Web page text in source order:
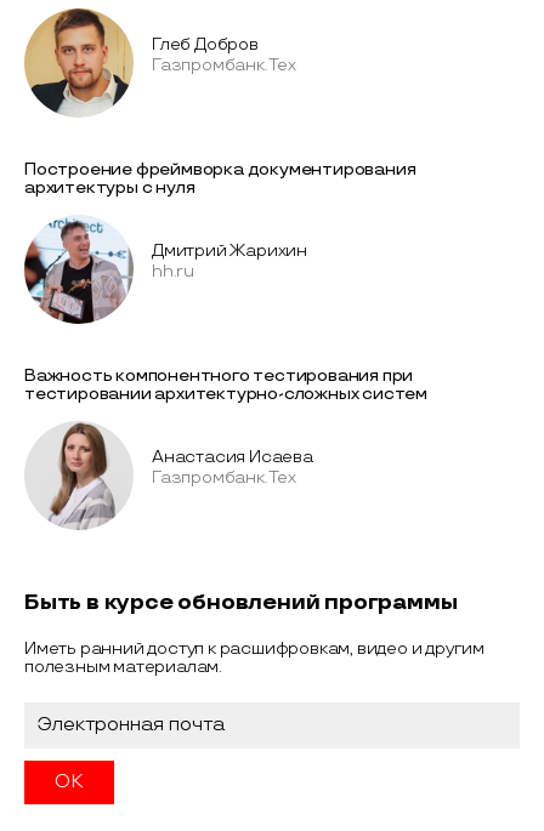
Глеб Добров
Газпромбанк.Тех
Построение фреймворка документирования
архитектуры с нуля
Дмитрий Жарихин
hh.ru
Важность компонентного тестирования при
тестировании архитектурно-сложных систем
Анастасия Исаева
Газпромбанк.Тех
Быть в курсе обновлений программы
Иметь ранний доступ к расшифровкам, видео и другим
полезным материалам.